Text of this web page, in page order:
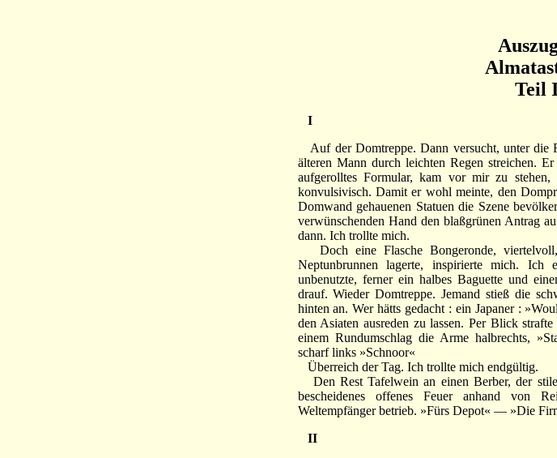
Teil
I
Auf der Domtreppe. Dann versucht, unter die
älteren Mann durch leichten Regen streichen.
aufgerolltes Formular, kam vor mir zu
konvulsivisch. Damit er wohl meinte, den
Domwand gehauenen Statuen die Szene
verwünschenden Hand den blaßgrünen Antrag
dann. Ich trollte mich.
Doch eine Flasche Bongeronde,
Neptunbrunnen lagerte, inspirierte mich. Ich
unbenutzte, ferner ein halbes Baguette und
drauf. Wieder Domtreppe. Jemand stieß die
hinten an. Wer hätts gedacht : ein Japaner :
den Asiaten ausreden zu lassen. Per Blick
einem Rundumschlag die Arme halbrechts,
scharf links »Schnoor«
Überreich der Tag. Ich trollte mich endgültig.
Den Rest Tafelwein an einen Berber, der
bescheidenes offenes Feuer anhand von
Weltempfänger betrieb. »Fürs Depot« — »Die
II